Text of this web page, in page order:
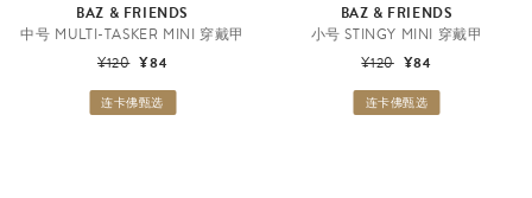
BAZ & FRIENDS
中号 MULTI-TASKER MINI 穿戴甲
¥120 ¥84
连卡佛甄选
BAZ & FRIENDS
小号 STINGY MINI 穿戴甲
¥120 ¥84
连卡佛甄选